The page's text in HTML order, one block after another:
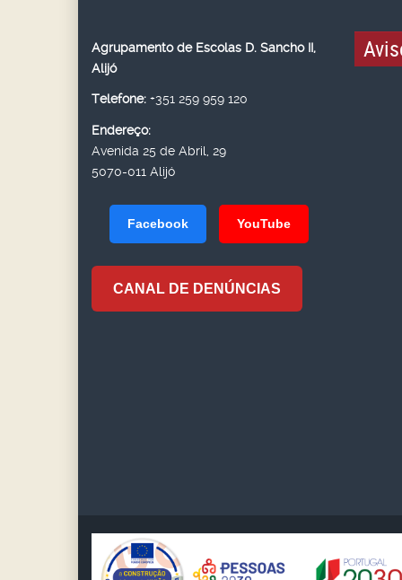
Agrupamento de Escolas D. Sancho II,
Alijó
Telefone: +351 259 959 120
Endereço:
Avenida 25 de Abril, 29
5070-011 Alijó
Facebook YouTube
CANAL DE DENÚNCIAS